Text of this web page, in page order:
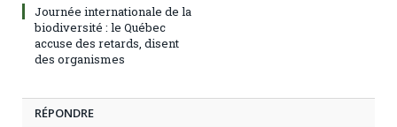
Journée internationale de la
biodiversité : le Québec
accuse des retards, disent
des organismes
RÉPONDRE